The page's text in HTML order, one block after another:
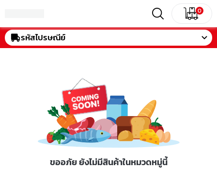
0
รหัสไปรษณีย์
ขออภัย ยังไม่มีสินค้าในหมวดหมู่นี้